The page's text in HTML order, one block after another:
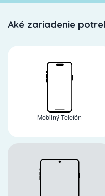
Aké zariadenie
Mobilný Telefón